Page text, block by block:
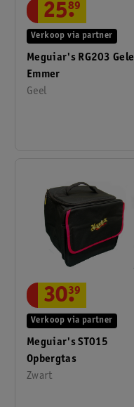
Meguiar's RG203 Gele
Emmer
Geel
Verkoop via partner
25.
89
Meguiar's ST015
Opbergtas
Zwart
Verkoop via partner
30.
39